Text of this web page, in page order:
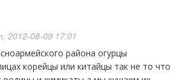
2012-08-09 17:01
корейцы или китайцы так не то что